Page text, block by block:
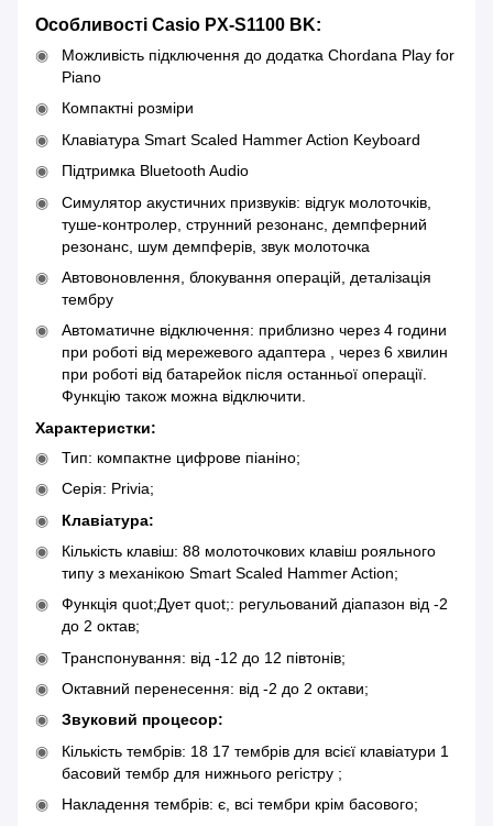
Особливості Casio PX-S1100 BK:
Можливість підключення до додатка Chordana Play for
Piano
Компактні розміри
Клавіатура Smart Scaled Hammer Action Keyboard
Підтримка Bluetooth Audio
Симулятор акустичних призвуків: відгук молоточків,
туше-контролер, струнний резонанс, демпферний
резонанс, шум демпферів, звук молоточка
Автовоновлення, блокування операцій, деталізація
тембру
Автоматичне відключення: приблизно через 4 години
при роботі від мережевого адаптера , через 6 хвилин
при роботі від батарейок після останньої операції.
Функцію також можна відключити.
Характеристки:
Тип: компактне цифрове піаніно;
Серія: Privia;
Клавіатура:
Кількість клавіш: 88 молоточкових клавіш рояльного
типу з механікою Smart Scaled Hammer Action;
Функція quot;Дует quot;: регульований діапазон від -2
до 2 октав;
Транспонування: від -12 до 12 півтонів;
Октавний перенесення: від -2 до 2 октави;
Звуковий процесор:
Кількість тембрів: 18 17 тембрів для всієї клавіатури 1
басовий тембр для нижнього регістру ;
Накладення тембрів: є, всі тембри крім басового;